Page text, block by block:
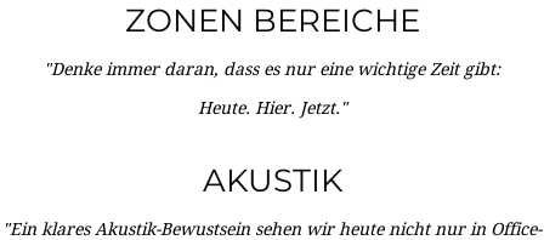
ZONEN BEREICHE
"Denke immer daran, dass es nur eine wichtige Zeit gibt:
Heute. Hier. Jetzt."
AKUSTIK
"Ein klares Akustik-Bewustsein sehen wir heute nicht nur in Office-